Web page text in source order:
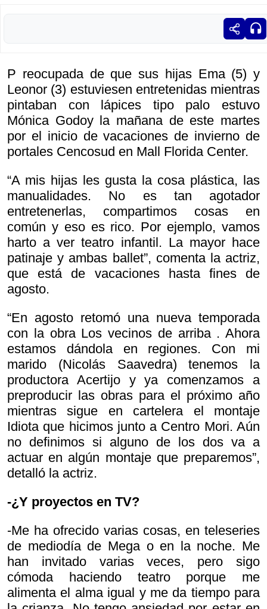
P reocupada de que sus hijas Ema (5) y
Leonor (3) estuviesen entretenidas mientras
pintaban con lápices tipo palo estuvo
Mónica Godoy la mañana de este martes
por el inicio de vacaciones de invierno de
portales Cencosud en Mall Florida Center.
“A mis hijas les gusta la cosa plástica, las
manualidades. No es tan agotador
entretenerlas, compartimos cosas en
común y eso es rico. Por ejemplo, vamos
harto a ver teatro infantil. La mayor hace
patinaje y ambas ballet”, comenta la actriz,
que está de vacaciones hasta fines de
agosto.
“En agosto retomó una nueva temporada
con la obra Los vecinos de arriba . Ahora
estamos dándola en regiones. Con mi
marido (Nicolás Saavedra) tenemos la
productora Acertijo y ya comenzamos a
preproducir las obras para el próximo año
mientras sigue en cartelera el montaje
Idiota que hicimos junto a Centro Mori. Aún
no definimos si alguno de los dos va a
actuar en algún montaje que preparemos”,
detalló la actriz.
-¿Y proyectos en TV?
-Me ha ofrecido varias cosas, en teleseries
de mediodía de Mega o en la noche. Me
han invitado varias veces, pero sigo
cómoda haciendo teatro porque me
alimenta el alma igual y me da tiempo para